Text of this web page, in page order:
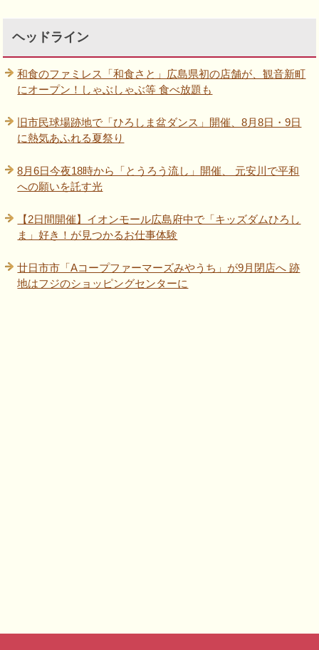
ヘッドライン
和食のファミレス「和食さと」広島県初の店舗が、観音新町
にオープン！しゃぶしゃぶ等 食べ放題も
旧市民球場跡地で「ひろしま盆ダンス」開催、8月8日・9日
に熱気あふれる夏祭り
8月6日今夜18時から「とうろう流し」開催、 元安川で平和
への願いを託す光
【2日間開催】イオンモール広島府中で「キッズダムひろし
ま」好き！が見つかるお仕事体験
廿日市市「Aコープファーマーズみやうち」が9月閉店へ 跡
地はフジのショッピングセンターに